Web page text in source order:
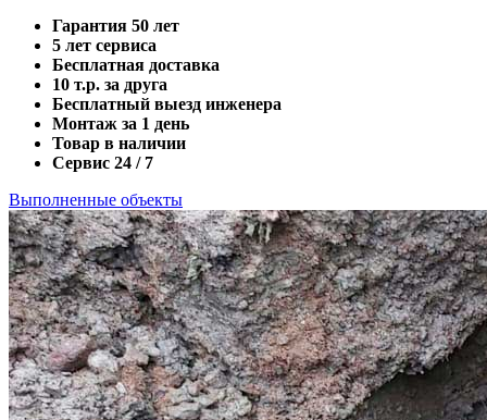
Гарантия 50 лет
5 лет сервиса
Бесплатная доставка
10 т.р. за друга
Бесплатный выезд инженера
Монтаж за 1 день
Товар в наличии
Сервис 24 / 7
Выполненные объекты